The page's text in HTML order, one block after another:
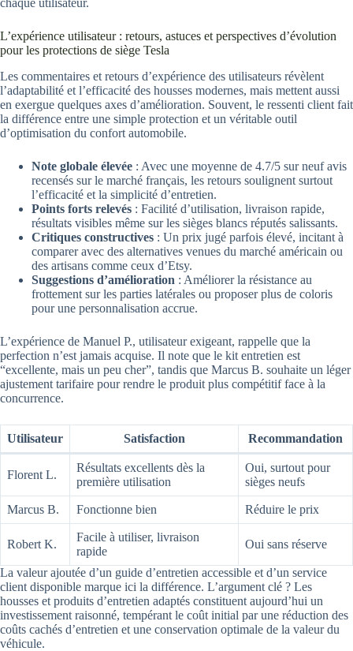
chaque utilisateur.
L’expérience utilisateur : retours, astuces et perspectives d’évolution
pour les protections de siège Tesla
Les commentaires et retours d’expérience des utilisateurs révèlent
l’adaptabilité et l’efficacité des housses modernes, mais mettent aussi
en exergue quelques axes d’amélioration. Souvent, le ressenti client fait
la différence entre une simple protection et un véritable outil
d’optimisation du confort automobile.
Note globale élevée : Avec une moyenne de 4.7/5 sur neuf avis
recensés sur le marché français, les retours soulignent surtout
l’efficacité et la simplicité d’entretien.
Points forts relevés : Facilité d’utilisation, livraison rapide,
résultats visibles même sur les sièges blancs réputés salissants.
Critiques constructives : Un prix jugé parfois élevé, incitant à
comparer avec des alternatives venues du marché américain ou
des artisans comme ceux d’Etsy.
Suggestions d’amélioration : Améliorer la résistance au
frottement sur les parties latérales ou proposer plus de coloris
pour une personnalisation accrue.
L’expérience de Manuel P., utilisateur exigeant, rappelle que la
perfection n’est jamais acquise. Il note que le kit entretien est
“excellente, mais un peu cher”, tandis que Marcus B. souhaite un léger
ajustement tarifaire pour rendre le produit plus compétitif face à la
concurrence.
Utilisateur Satisfaction Recommandation
Florent L.
Résultats excellents dès la
première utilisation
Oui, surtout pour
sièges neufs
Marcus B. Fonctionne bien Réduire le prix
Robert K.
Facile à utiliser, livraison
rapide
Oui sans réserve
La valeur ajoutée d’un guide d’entretien accessible et d’un service
client disponible marque ici la différence. L’argument clé ? Les
housses et produits d’entretien adaptés constituent aujourd’hui un
investissement raisonné, tempérant le coût initial par une réduction des
coûts cachés d’entretien et une conservation optimale de la valeur du
véhicule.